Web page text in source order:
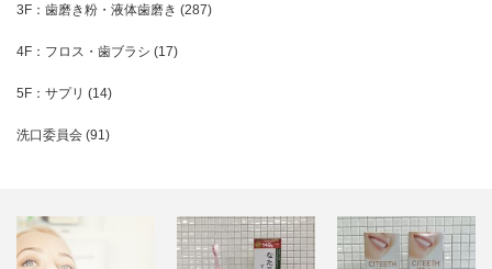
3F：歯磨き粉・液体歯磨き (287)
4F：フロス・歯ブラシ (17)
5F：サプリ (14)
洗口委員会 (91)